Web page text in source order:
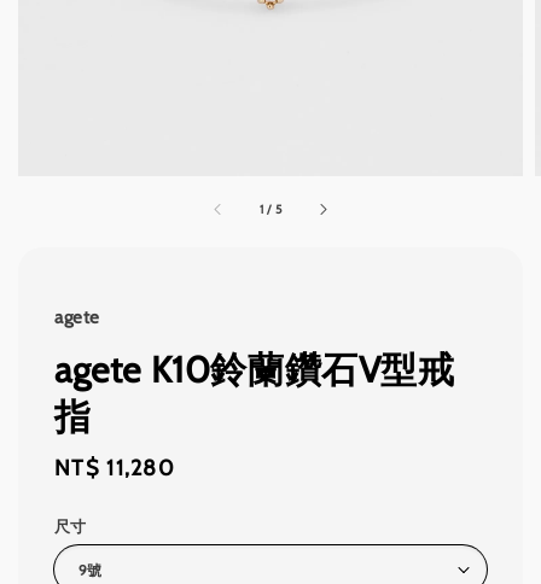
1 / 5
agete
agete K10鈴蘭鑽石V型戒
指
Regular
NT$ 11,280
尺寸